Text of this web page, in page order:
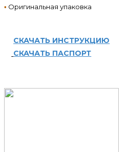
• Оригинальная упаковка
СКАЧАТЬ ИНСТРУКЦИЮ
СКАЧАТЬ ПАСПОРТ